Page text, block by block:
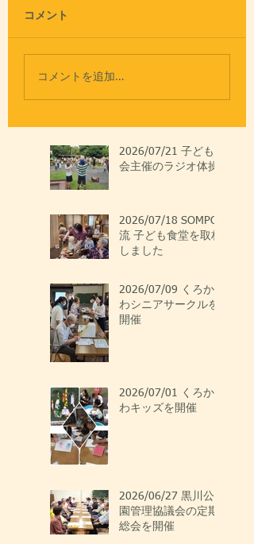
コメント
コメントを追加…
2026/07/21 子ども
会主催のラジオ体操
2026/07/18 SOMPO
流 子ども食堂を取材
しました
2026/07/09 くろか
わシニアサークルを
開催
2026/07/01 くろか
わキッズを開催
2026/06/27 黒川公
園管理協議会の定期
総会を開催